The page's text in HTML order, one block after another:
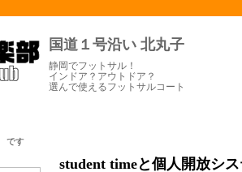
国道１号沿い 北丸子
静岡でフットサル！
インドア？アウトドア？
選んで使えるフットサルコート
student timeと個人開放シ
です